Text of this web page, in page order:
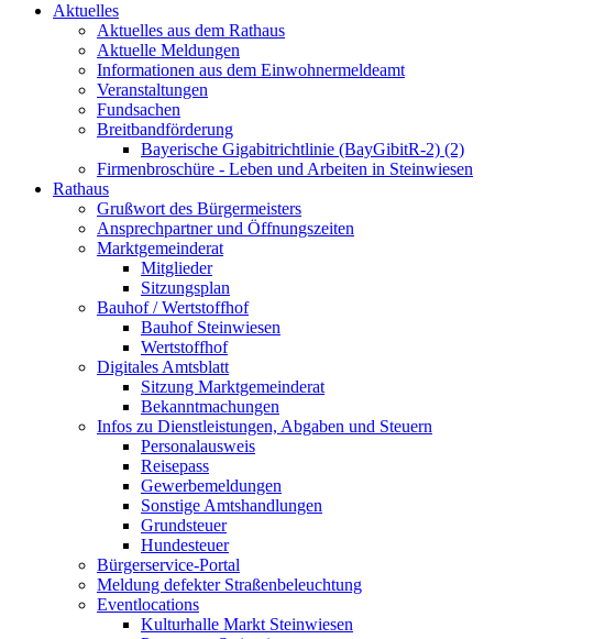
Aktuelles
Aktuelles aus dem Rathaus
Aktuelle Meldungen
Informationen aus dem Einwohnermeldeamt
Veranstaltungen
Fundsachen
Breitbandförderung
Bayerische Gigabitrichtlinie (BayGibitR-2) (2)
Firmenbroschüre - Leben und Arbeiten in Steinwiesen
Rathaus
Grußwort des Bürgermeisters
Ansprechpartner und Öffnungszeiten
Marktgemeinderat
Mitglieder
Sitzungsplan
Bauhof / Wertstoffhof
Bauhof Steinwiesen
Wertstoffhof
Digitales Amtsblatt
Sitzung Marktgemeinderat
Bekanntmachungen
Infos zu Dienstleistungen, Abgaben und Steuern
Personalausweis
Reisepass
Gewerbemeldungen
Sonstige Amtshandlungen
Grundsteuer
Hundesteuer
Bürgerservice-Portal
Meldung defekter Straßenbeleuchtung
Eventlocations
Kulturhalle Markt Steinwiesen